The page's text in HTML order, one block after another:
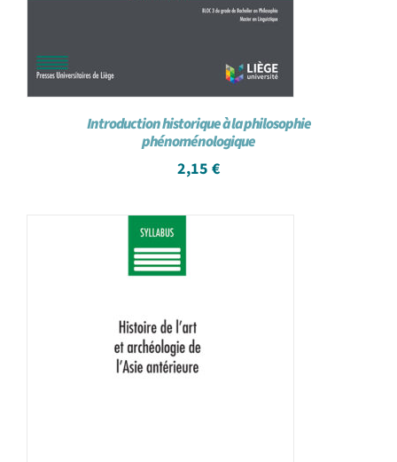
Introduction historique à la philosophie
phénoménologique
2,15 €